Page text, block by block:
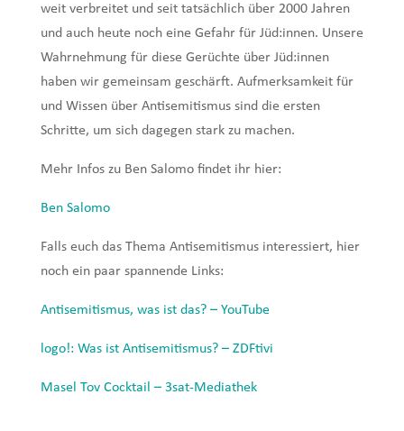
weit verbreitet und seit tatsächlich über 2000 Jahren
und auch heute noch eine Gefahr für Jüd:innen. Unsere
Wahrnehmung für diese Gerüchte über Jüd:innen
haben wir gemeinsam geschärft. Aufmerksamkeit für
und Wissen über Antisemitismus sind die ersten
Schritte, um sich dagegen stark zu machen.
Mehr Infos zu Ben Salomo findet ihr hier:
Ben Salomo
Falls euch das Thema Antisemitismus interessiert, hier
noch ein paar spannende Links:
Antisemitismus, was ist das? – YouTube
logo!: Was ist Antisemitismus? – ZDFtivi
Masel Tov Cocktail – 3sat-Mediathek